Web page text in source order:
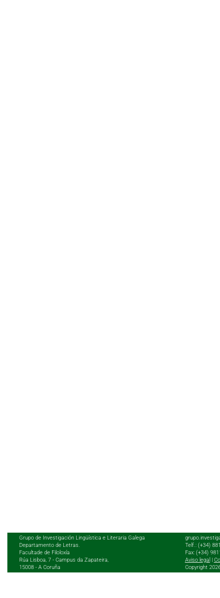
Grupo de Investigación Lingüística e Literaria Galega
Departamento de Letras.
Facultade de Filoloxía
Rúa Lisboa, 7 - Campus da Zapateira,
15008 - A Coruña
Telf.: (+34)
Fax: (+34)
Aviso legal
Copyright